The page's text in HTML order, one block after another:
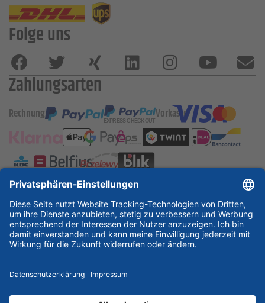
Folge uns
Zahlungsarten
Rechnung Vorkasse
ESSKA International
new
new new